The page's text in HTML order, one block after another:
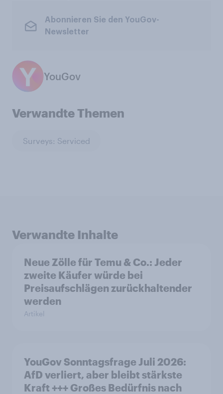
Abonnieren Sie den YouGov-
Newsletter
YouGov
Verwandte Themen
Surveys: Serviced
Verwandte Inhalte
Neue Zölle für Temu & Co.: Jeder
zweite Käufer würde bei
Preisaufschlägen zurückhaltender
werden
Artikel
YouGov Sonntagsfrage Juli 2026:
AfD verliert, aber bleibt stärkste
Kraft +++ Großes Bedürfnis nach